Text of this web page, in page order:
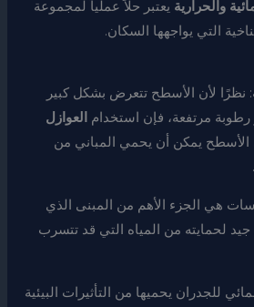
والحرارية يعتبر حلاً عملياً لمجموعة
التي يواجهها السكان.
: نظرًا لأن الأسطح تتعرض بشكل كبير
رطوبة مرتفعة، فإن استخدام العوازل
يمكن أن يحمي المباني من
هي الجزء الأهم من المبنى الذي
لحمايته من المياه التي قد تتسرب
للجدران يحميها من التأثيرات البيئية